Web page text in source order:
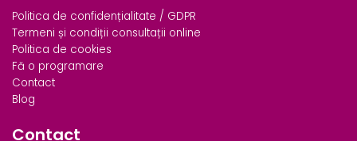
Politica de confidențialitate / GDPR
Termeni și condiții consultații online
Politica de cookies
Fă o programare
Contact
Blog
Contact